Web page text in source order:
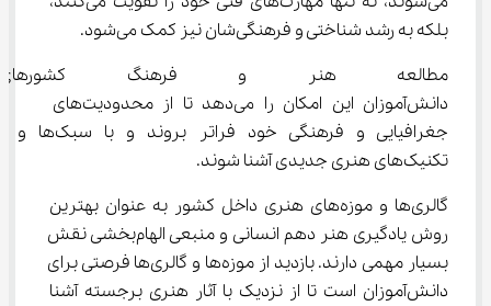
بلکه به رشد شناختی و فرهنگی‌شان نیز کمک می‌شود.
مطالعه هنر و فرهنگ
دانش‌آموزان این امکان را می‌دهد تا از محدودیت‌های
جغرافیایی و فرهنگی خود فراتر بروند و با سبک‌ها و
تکنیک‌های هنری جدیدی آشنا شوند.
گالری‌ها و موزه‌های هنری داخل کشور به عنوان بهترین
روش یادگیری هنر دهم انسانی و منبعی الهام‌بخشی نقش
بسیار مهمی دارند. بازدید از موزه‌ها و گالری‌ها فرصتی برای
دانش‌آموزان است تا از نزدیک با آثار هنری برجسته آشنا